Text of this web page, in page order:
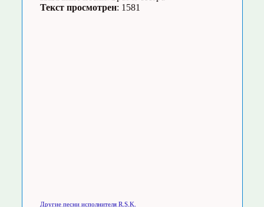
Текст просмотрен: 1581
Другие песни исполнителя R.S.K.